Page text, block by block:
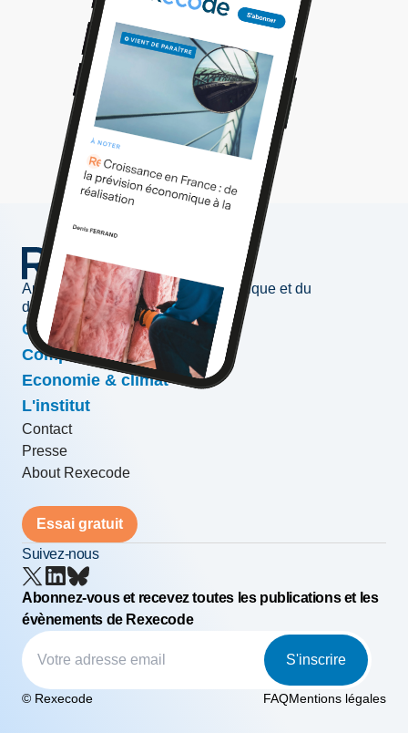
Au service de l'information économique et du
développement des entreprises
Conjoncture & prévisions
Compétitivité & croissance
Economie & climat
L'institut
Contact
Presse
About Rexecode
Essai gratuit
Suivez-nous
Abonnez-vous et recevez toutes les publications et les
évènements de Rexecode
S'inscrire
© Rexecode FAQMentions légales